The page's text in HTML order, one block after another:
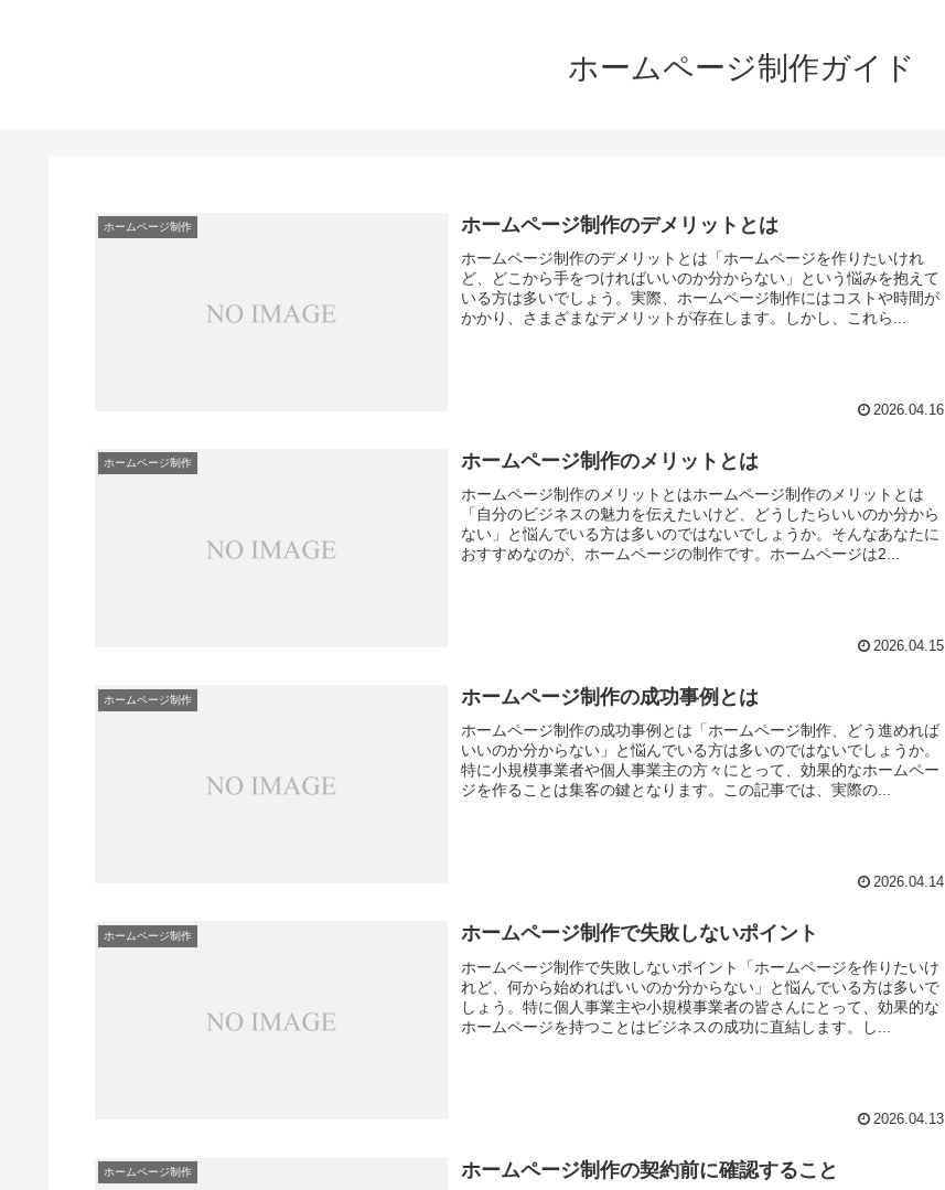
ホームページ制作ガイド
ホームページ制作 ホームページ制作のデメリットとは
ホームページ制作のデメリットとは「ホームページを作りたいけれ
ど、どこから手をつければいいのか分からない」という悩みを抱えて
いる方は多いでしょう。実際、ホームページ制作にはコストや時間が
かかり、さまざまなデメリットが存在します。しかし、これら...
2026.04.16
ホームページ制作 ホームページ制作のメリットとは
ホームページ制作のメリットとはホームページ制作のメリットとは
「自分のビジネスの魅力を伝えたいけど、どうしたらいいのか分から
ない」と悩んでいる方は多いのではないでしょうか。そんなあなたに
おすすめなのが、ホームページの制作です。ホームページは2...
2026.04.15
ホームページ制作 ホームページ制作の成功事例とは
ホームページ制作の成功事例とは「ホームページ制作、どう進めれば
いいのか分からない」と悩んでいる方は多いのではないでしょうか。
特に小規模事業者や個人事業主の方々にとって、効果的なホームペー
ジを作ることは集客の鍵となります。この記事では、実際の...
2026.04.14
ホームページ制作 ホームページ制作で失敗しないポイント
ホームページ制作で失敗しないポイント「ホームページを作りたいけ
れど、何から始めればいいのか分からない」と悩んでいる方は多いで
しょう。特に個人事業主や小規模事業者の皆さんにとって、効果的な
ホームページを持つことはビジネスの成功に直結します。し...
2026.04.13
ホームページ制作 ホームページ制作の契約前に確認すること